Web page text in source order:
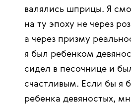
валялись шприцы. Я
на ту эпоху не через
а через призму
я был ребенком
сидел в песочнице и
счастливым. Если бы я
ребенка девяностых,